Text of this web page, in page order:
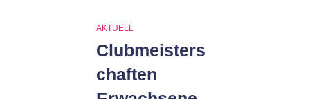
AKTUELL
Clubmeisters
chaften